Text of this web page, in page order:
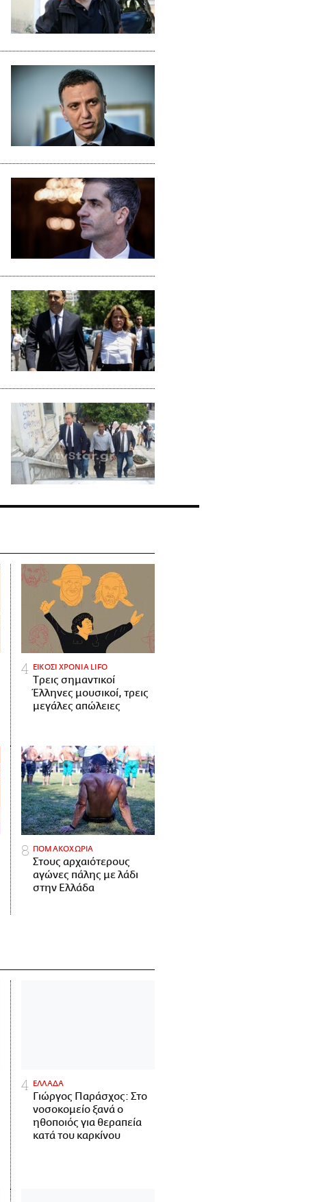
ΕΙΚΟΣΙ ΧΡΟΝΙΑ LIFO
Tρεις σημαντικοί
Έλληνες μουσικοί, τρεις
μεγάλες απώλειες
ΠΟΜΑΚΟΧΩΡΙΑ
Στους αρχαιότερους
αγώνες πάλης με λάδι
στην Ελλάδα
ΕΛΛΑΔΑ
Γιώργος Παράσχος: Στο
νοσοκομείο ξανά ο
ηθοποιός για θεραπεία
κατά του καρκίνου